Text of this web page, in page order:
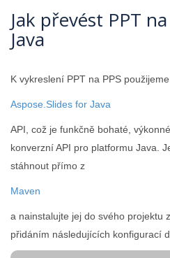
Jak převést PPT
Java
K vykreslení PPT na PPS použijeme
Aspose.Slides for Java
API, což je funkčně bohaté,
konverzní API pro platformu Java.
stáhnout přímo z
Maven
a nainstalujte jej do svého projektu
přidáním následujících konfigurací